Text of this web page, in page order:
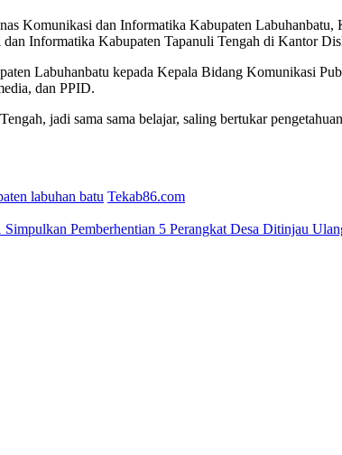
Komunikasi dan Informatika Kabupaten
Informatika Kabupaten Tapanuli Tengah di Kantor
Labuhanbatu kepada Kepala Bidang Komunikasi
dan PPID.
jadi sama sama belajar, saling bertukar
labuhan batu Tekab86.com
Pemberhentian 5 Perangkat Desa Ditinjau